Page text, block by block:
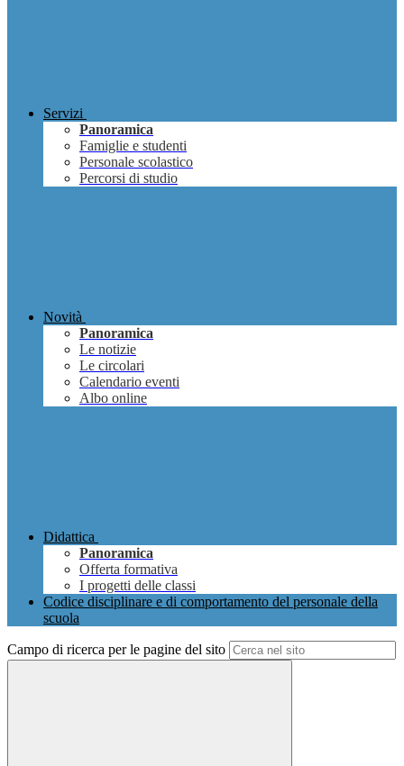
Servizi
Panoramica
Famiglie e studenti
Personale scolastico
Percorsi di studio
Novità
Panoramica
Le notizie
Le circolari
Calendario eventi
Albo online
Didattica
Panoramica
Offerta formativa
I progetti delle classi
Codice disciplinare e di comportamento del personale della
scuola
Campo di ricerca per le pagine del sito